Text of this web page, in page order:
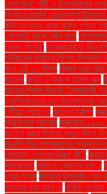
দেশি ডিম: পুষ্টি ও উপকারিতায়
ফিজিওথেরাপি -গুরুত্বপূর্ণ
বন্দীদের মধ্যে কারা মুক্তি পেতে
গোলটাই থাকে বেশি মনে
তেমন সাজো’ ফেব্রুয়ারিতে
পরিবারের দায়িত্ব নিলেন
হবে এই ১০ টিপস ফ্রিদা এবং তার
জায়েদ ফ্ল্যাট ও ব্যাংক হিসাব জব্দ
বছরের প্রথম দিনেই ‘স্বৈরাচারী
চ্যাম্পিয়নদের বরণ জনসমুদ্রের
পৌঁছে গেছে যে বললেন ট্রাম্প
স্থগিতের আহ্বান বাকৃবিতে ১২০০
জাতির আত্মগৌরবের মহান বিজয়
বাঙালি হিন্দু সম্প্রদায়ের অন্যতম
মোবাইল ফোনের বিকল্প কী?
মাদারবোর্ড বাজারে খেজুরের দাম ১
প্রো প্লাস বাণিজ্য উপদেষ্টা শেখ
ব্যবহার করা যাবে না বার্ষিক